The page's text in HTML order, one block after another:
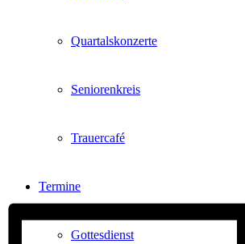
Quartalskonzerte
Seniorenkreis
Trauercafé
Termine
Gottesdienst